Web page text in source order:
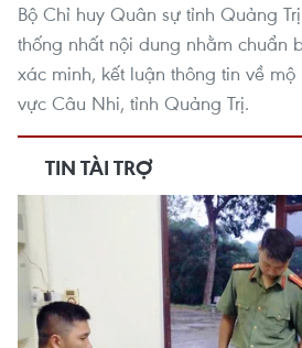
Bộ Chỉ huy Quân sự tỉnh Quảng
thống nhất nội dung nhằm chuẩn
xác minh, kết luận thông tin về
vực Câu Nhi, tỉnh Quảng Trị.